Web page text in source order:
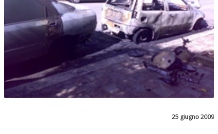
25 giugno 2009